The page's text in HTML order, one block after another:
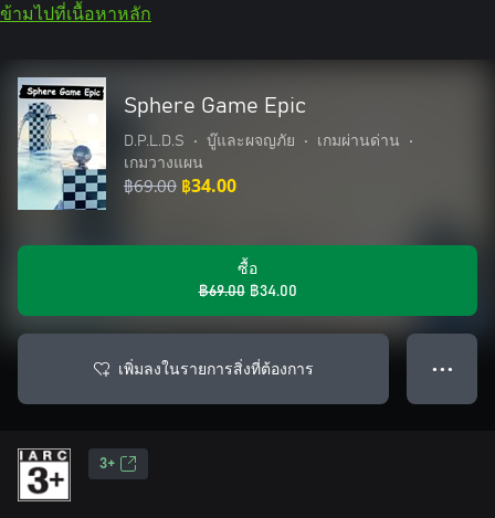
ข้ามไปที่เนื้อหาหลัก
Sphere Game Epic
D.P.L.D.S • บู๊และผจญภัย • เกมผ่านด่าน
•
เกมวางแผน
฿69.00 ฿34.00
ซื้อ
฿69.00 ฿34.00
เพิ่มลงในรายการสิ่งที่ต้องการ ● ● ●
3+